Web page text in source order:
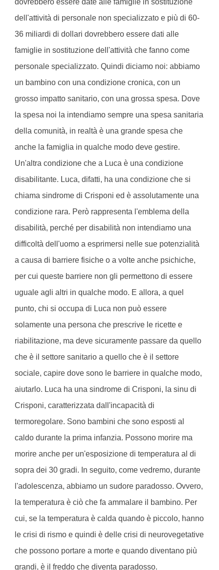
dovrebbero essere date alle famiglie in sostituzione
dell'attività di personale non specializzato e più di 60-
36 miliardi di dollari dovrebbero essere dati alle
famiglie in sostituzione dell'attività che fanno come
personale specializzato. Quindi diciamo noi: abbiamo
un bambino con una condizione cronica, con un
grosso impatto sanitario, con una grossa spesa. Dove
la spesa noi la intendiamo sempre una spesa sanitaria
della comunità, in realtà è una grande spesa che
anche la famiglia in qualche modo deve gestire.
Un'altra condizione che a Luca è una condizione
disabilitante. Luca, difatti, ha una condizione che si
chiama sindrome di Crisponi ed è assolutamente una
condizione rara. Però rappresenta l'emblema della
disabilità, perché per disabilità non intendiamo una
difficoltà dell'uomo a esprimersi nelle sue potenzialità
a causa di barriere fisiche o a volte anche psichiche,
per cui queste barriere non gli permettono di essere
uguale agli altri in qualche modo. E allora, a quel
punto, chi si occupa di Luca non può essere
solamente una persona che prescrive le ricette e
riabilitazione, ma deve sicuramente passare da quello
che è il settore sanitario a quello che è il settore
sociale, capire dove sono le barriere in qualche modo,
aiutarlo. Luca ha una sindrome di Crisponi, la sinu di
Crisponi, caratterizzata dall'incapacità di
termoregolare. Sono bambini che sono esposti al
caldo durante la prima infanzia. Possono morire ma
morire anche per un'esposizione di temperatura al di
sopra dei 30 gradi. In seguito, come vedremo, durante
l'adolescenza, abbiamo un sudore paradosso. Ovvero,
la temperatura è ciò che fa ammalare il bambino. Per
cui, se la temperatura è calda quando è piccolo, hanno
le crisi di rismo e quindi è delle crisi di neurovegetative
che possono portare a morte e quando diventano più
grandi, è il freddo che diventa paradosso.